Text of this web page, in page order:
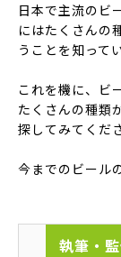
日本で主流のビ
にはたくさんの
うことを知って
これを機に、ビ
たくさんの種類
探してみてくだ
今までのビール
執筆・